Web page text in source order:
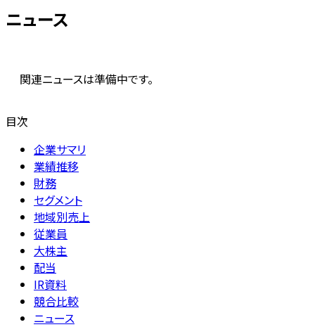
ニュース
関連ニュースは準備中です。
目次
企業サマリ
業績推移
財務
セグメント
地域別売上
従業員
大株主
配当
IR資料
競合比較
ニュース